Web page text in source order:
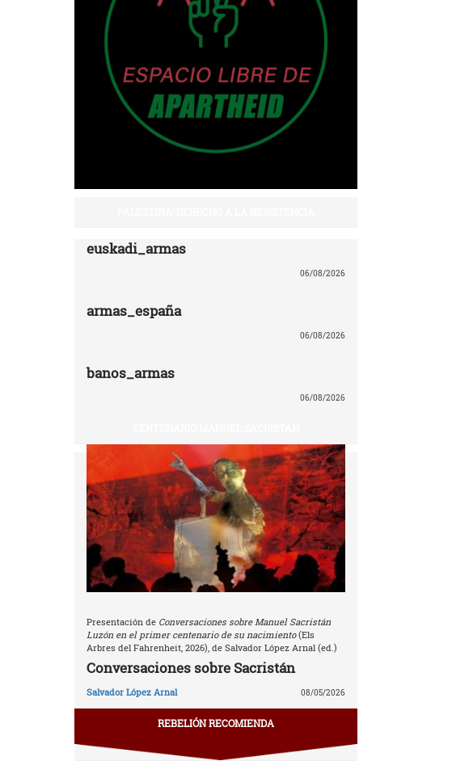
euskadi_armas
06/08/2026
armas_españa
06/08/2026
banos_armas
06/08/2026
Presentación de Conversaciones sobre Manuel Sacristán
Luzón en el primer centenario de su nacimiento(Els
Arbres del Fahrenheit, 2026), de Salvador López Arnal (ed.)
Conversaciones sobre Sacristán
Salvador López Arnal 08/05/2026
REBELIÓN RECOMIENDA